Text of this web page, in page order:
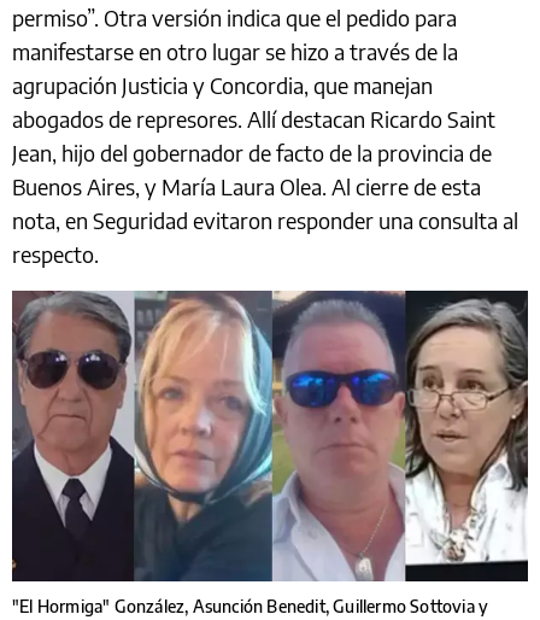
permiso”. Otra versión indica que el pedido para
manifestarse en otro lugar se hizo a través de la
agrupación Justicia y Concordia, que manejan
abogados de represores. Allí destacan Ricardo Saint
Jean, hijo del gobernador de facto de la provincia de
Buenos Aires, y María Laura Olea. Al cierre de esta
nota, en Seguridad evitaron responder una consulta al
respecto.
"El Hormiga" González, Asunción Benedit, Guillermo Sottovia y